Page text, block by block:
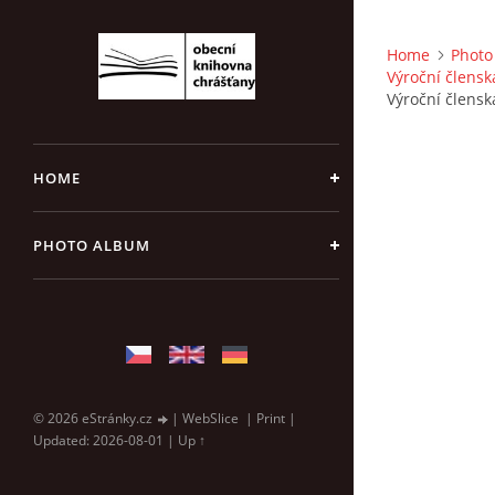
HOME
PHOTO ALBUM
© 2026 eStránky.cz | WebSlice | Print |
Updated: 2026-08-01 | Up ↑
Home
Výroční
Výroční